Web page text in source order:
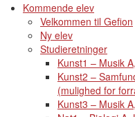
Kommende elev
Velkommen til Gefion
Ny elev
Studieretninger
Kunst1 – Musik
Kunst2 –
(mulighed for
Kunst3 – Musik